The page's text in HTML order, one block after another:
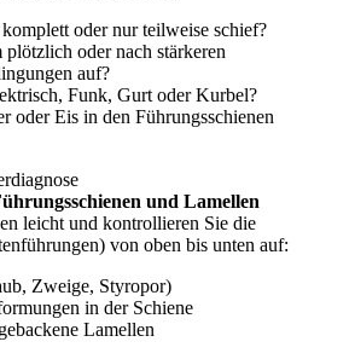
oder nur teilweise schief?
plötzlich oder nach stärkeren
auf?
Funk, Gurt oder Kurbel?
oder Eis in den Führungsschienen
und Lamellen
leicht und kontrollieren Sie die
von oben bis unten auf:
Zweige, Styropor)
in der Schiene
Lamellen